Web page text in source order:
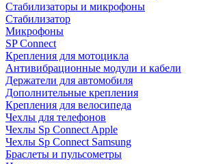
Стабилизаторы и микрофоны
Стабилизатор
Микрофоны
SP Connect
Крепления для мотоцикла
Антивибрационные модули и кабели
Держатели для автомобиля
Дополнительные крепления
Крепления для велосипеда
Чехлы для телефонов
Чехлы Sp Connect Apple
Чехлы Sp Connect Samsung
Браслеты и пульсометры